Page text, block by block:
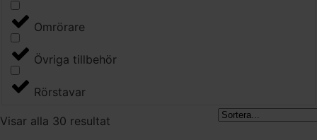
Omrörare
Övriga tillbehör
Rörstavar
Visar alla 30 resultat